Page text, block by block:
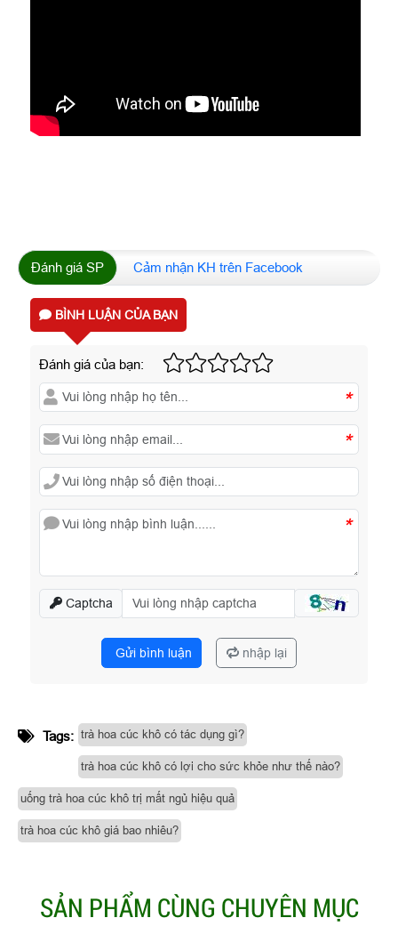
Đánh giá SP Cảm nhận KH trên Facebook
BÌNH LUẬN CỦA BẠN
Đánh giá của bạn:
*
*
*
Captcha
Gửi bình luận nhập lại
Tags: trà hoa cúc khô có tác dụng gì?
trà hoa cúc khô có lợi cho sức khỏe như thế nào?
uống trà hoa cúc khô trị mất ngủ hiệu quả
trà hoa cúc khô giá bao nhiêu?
SẢN PHẨM CÙNG CHUYÊN MỤC